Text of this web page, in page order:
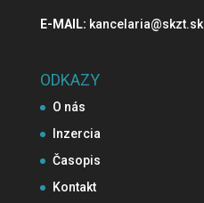
E-MAIL: kancelaria@skzt.sk
ODKAZY
O nás
Inzercia
Časopis
Kontakt